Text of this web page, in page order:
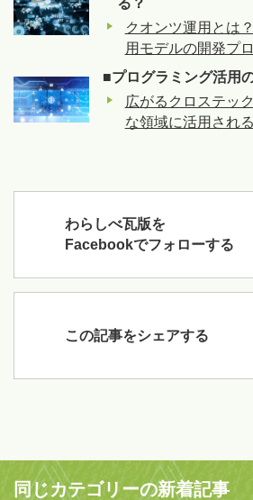
クオンツ運用とは
用モデルの開発プ
■プログラミング活用
広がるクロステッ
な領域に活用され
わらしべ瓦版を
Facebookでフォローする
この記事をシェアする
同じカテゴリーの新着記事